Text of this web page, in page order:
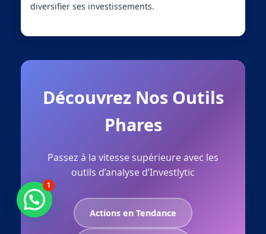
diversifier ses investissements.
Découvrez Nos Outils
Phares
Passez à la vitesse supérieure avec les
outils d’analyse d’Investlytic
Actions en Tendance
Besoin d'aide ?
1